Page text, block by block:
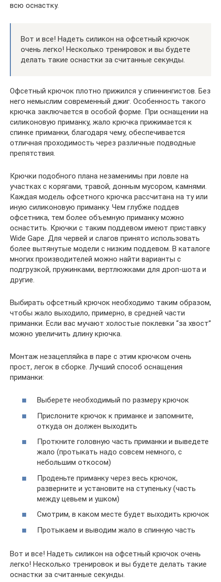
всю оснастку.
Вот и все! Надеть силикон на офсетный крючок
очень легко! Несколько тренировок и вы будете
делать такие оснастки за считанные секунды.
Офсетный крючок плотно прижился у спиннингистов. Без
него немыслим современный джиг. Особенность такого
крючка заключается в особой форме. При оснащении на
силиконовую приманку, жало крючка прижимается к
спинке приманки, благодаря чему, обеспечивается
отличная проходимость через различные подводные
препятствия.
Крючки подобного плана незаменимы при ловле на
участках с корягами, травой, донным мусором, камнями.
Каждая модель офсетного крючка рассчитана на ту или
иную силиконовую приманку. Чем глубже поддев
офсетника, тем более объемную приманку можно
оснастить. Крючки с таким поддевом имеют приставку
Wide Gape. Для червей и слагов принято использовать
более вытянутые модели с низким поддевом. В каталоге
многих производителей можно найти варианты с
подгрузкой, пружинками, вертлюжками для дроп-шота и
другие.
Выбирать офсетный крючок необходимо таким образом,
чтобы жало выходило, примерно, в средней части
приманки. Если вас мучают холостые поклевки “за хвост”
можно увеличить длину крючка.
Монтаж незацепляйка в паре с этим крючком очень
прост, легок в сборке. Лучший способ оснащения
приманки:
Выберете необходимый по размеру крючок
Прислоните крючок к приманке и запомните,
откуда он должен выходить
Проткните головную часть приманки и выведете
жало (протыкать надо совсем немного, с
небольшим откосом)
Проденьте приманку через весь крючок,
разверните и установите на ступеньку (часть
между цевьем и ушком)
Смотрим, в каком месте будет выходить крючок
Протыкаем и выводим жало в спинную часть
Вот и все! Надеть силикон на офсетный крючок очень
легко! Несколько тренировок и вы будете делать такие
оснастки за считанные секунды.